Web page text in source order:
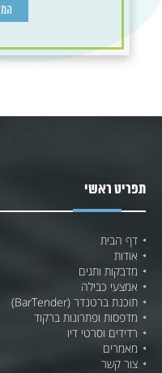
תפריט ראשי
דף הבית
אודות
מדבקות ותגים
אמצעי כבילה
תוכנת ברטנדר (BarTender)
מדפסות ופתרונות ברקוד
רדידים וסרטי דיו
מאמרים
צור קשר